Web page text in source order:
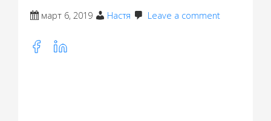
март 6, 2019 Настя Leave a comment
Share